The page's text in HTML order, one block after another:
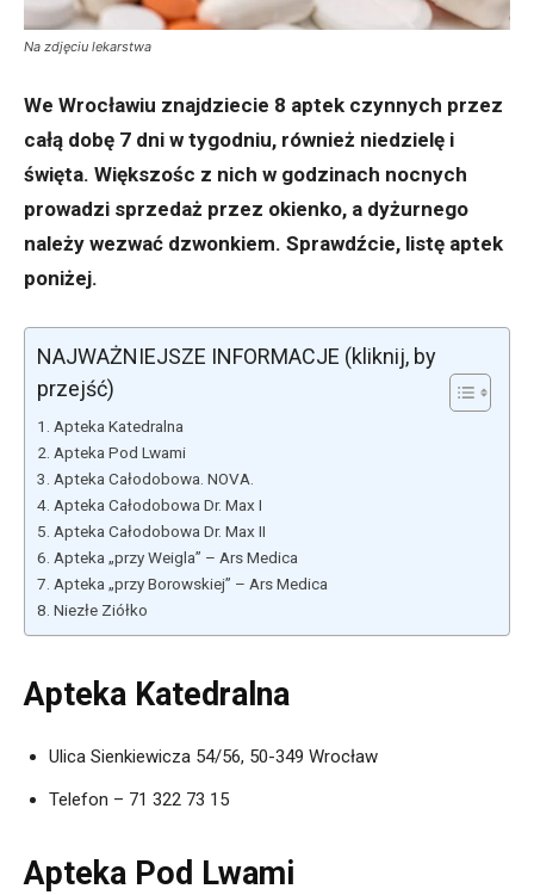
Na zdjęciu lekarstwa
We Wrocławiu znajdziecie 8 aptek czynnych przez
całą dobę 7 dni w tygodniu, również niedzielę i
święta. Większośc z nich w godzinach nocnych
prowadzi sprzedaż przez okienko, a dyżurnego
należy wezwać dzwonkiem. Sprawdźcie, listę aptek
poniżej.
NAJWAŻNIEJSZE INFORMACJE (kliknij, by
przejść)
Apteka Katedralna
Apteka Pod Lwami
Apteka Całodobowa. NOVA.
Apteka Całodobowa Dr. Max I
Apteka Całodobowa Dr. Max II
Apteka „przy Weigla” – Ars Medica
Apteka „przy Borowskiej” – Ars Medica
Niezłe Ziółko
Apteka Katedralna
Ulica Sienkiewicza 54/56, 50-349 Wrocław
Telefon – 71 322 73 15
Apteka Pod Lwami